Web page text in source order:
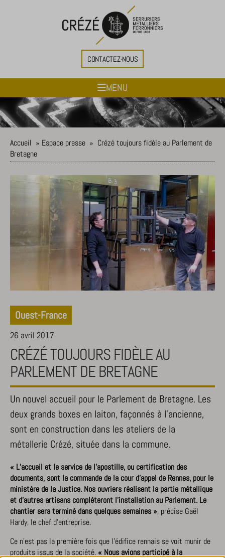
CONTACTEZ-NOUS
MENU
Accueil » Espace presse » Crézé toujours fidèle au Parlement de
Bretagne
Ouest-France
26 avril 2017
CRÉZÉ TOUJOURS FIDÈLE AU
PARLEMENT DE BRETAGNE
Un nouvel accueil pour le Parlement de Bretagne. Les
deux grands boxes en laiton, façonnés à l'ancienne,
sont en construction dans les ateliers de la
métallerie Crézé, située dans la commune.
« L’accueil et le service de l’apostille, ou certification des
documents, sont la commande de la cour d’appel de Rennes, pour le
ministère de la Justice. Nos ouvriers réalisent la partie métallique
et d’autres artisans compléteront l’installation au Parlement. Le
chantier sera terminé dans quelques semaines », précise Gaël
Hardy, le chef d’entreprise.
Ce n’est pas la première fois que l’édifice rennais se voit munir de
produits issus de la société.« Nous avions participé à la